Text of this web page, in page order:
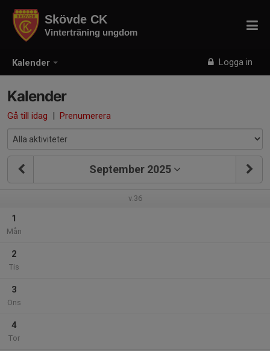
Kalender Logga in
Skövde CK
Vinterträning ungdom
Kalender
Gå till idag | Prenumerera
September 2025
v.36
1
Mån
2
Tis
3
Ons
4
Tor